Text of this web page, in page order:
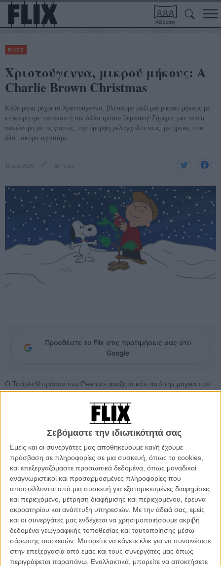
Σεβόμαστε την ιδιωτικότητά σας
Εμείς και οι συνεργάτες μας αποθηκεύουμε και/ή έχουμε
πρόσβαση σε πληροφορίες σε μια συσκευή, όπως τα cookies,
και επεξεργαζόμαστε προσωπικά δεδομένα, όπως μοναδικοί
αναγνωριστικοί και προσαρμοσμένες πληροφορίες που
αποστέλλονται από μια συσκευή για εξατομικευμένες διαφημίσεις
και περιεχόμενο, μέτρηση διαφήμισης και περιεχομένου, έρευνα
ακροατηρίου και ανάπτυξη υπηρεσιών. Με την άδειά σας, εμείς
και οι συνεργάτες μας ενδέχεται να χρησιμοποιήσουμε ακριβή
δεδομένα γεωγραφικής τοποθεσίας και ταυτοποίησης μέσω
σάρωσης συσκευών. Μπορείτε να κάνετε κλικ για να συναινέσετε
στην επεξεργασία από εμάς και τους συνεργάτες μας όπως
περιγράφεται παραπάνω. Εναλλακτικά, μπορείτε να αποκτήσετε
Αίθουσες
BUZZ
Χριστούγεννα, μικρού μήκους: Α
Charlie Brown Christmas
Κάθε μέρα μέχρι τα Χριστούγεννα, βλέπουμε μαζί μια μικρού μήκους με
επίκαιρη -με τον έναν ή τον άλλο τρόπο- θεματικη! Σήμερα, μια ταινία
συνώνυμη με τις γιορτές, την όμορφη μελαγχολία τους, με ήρωες που
όλοι, ακόμα αγαπάμε.
10 Δεκ 2020 Flix Team
Προσθέστε το Flix στις προτιμήσεις σας στο
Google
Ο Τσάρλι Μπράουν των Peanuts αναζητά κάτι από την μαγεία των
Χριστουγέννων που ελάχιστη σχέση έχει με την
εμπορευματοποίηση των γιορτών στον σύγχρονο δυτικό κόσμο και
θα το καταφέρει, μέσα από αυτό το μικρού μήκους που μέσα στα
χρόνια έγινε τόσο απαραίτητο στις γιορτές, σχεδόν όσο και το
Χριστουγεννιάτικο δέντρο.
Δείτε ακόμη:Δεν γίνονται Χριστούγεννα χωρίς τον Τσάρλι
Μπράουν!
To «A Charlie Brown Christmas» έκανε την πρεμιέρα του στις 9
Δεκεμβρίου του 1965 και παρ΄ότι ούτε η δημιουργοί του, ούτε το
CBS που το είχε παραγγείλει ήταν απόλυτα ικανοποιημένοι από το
αποτέλεσμα -ο καθένας για τους δικούς του λόγους- έγινε η
μεγαλύτερη επιτυχία των γιορτών, η θεαματικότητα του έφτασε το
50%, οι κριτικοί δήλωσαν ενθουσιασμένοι, στα βραβεία Emmy, το
ημίωρο επεισόδιο έφυγε με το βραβείο καλύτερου παιδικού
προγράμματος και ο δρόμος για ακόμη περισσότερα τηλεοπτικά